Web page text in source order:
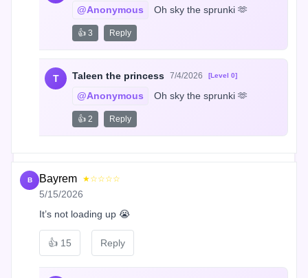
@Anonymous Oh sky the sprunki 🫶
👍 3 Reply
T Taleen the princess 7/4/2026 [Level 0]
@Anonymous Oh sky the sprunki 🫶
👍 2 Reply
B Bayrem ★☆☆☆☆
5/15/2026
It’s not loading up 😭
👍 15 Reply